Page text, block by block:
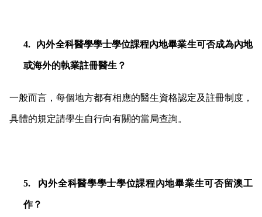
4. 內外全科醫學學士學位課程內地畢業生可否成為內地
或海外的執業註冊醫生？
一般而言，每個地方都有相應的醫生資格認定及註冊制度，
具體的規定請學生自行向有關的當局查詢。
5. 內外全科醫學學士學位課程內地畢業生可否留澳工
作？